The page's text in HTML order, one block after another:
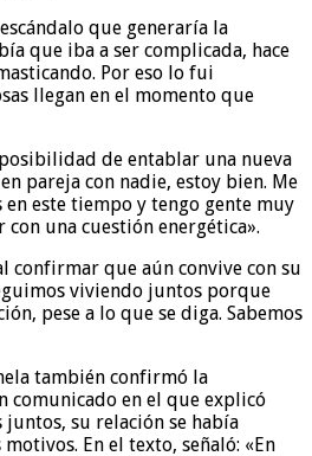
que generaría la
que iba a ser complicada, hace
Por eso lo fui
llegan en el momento que
de entablar una nueva
pareja con nadie, estoy bien. Me
en este tiempo y tengo gente muy
con una cuestión energética».
confirmar que aún convive con su
viviendo juntos porque
pese a lo que se diga. Sabemos
también confirmó la
comunicado en el que explicó
juntos, su relación se había
En el texto, señaló: «En